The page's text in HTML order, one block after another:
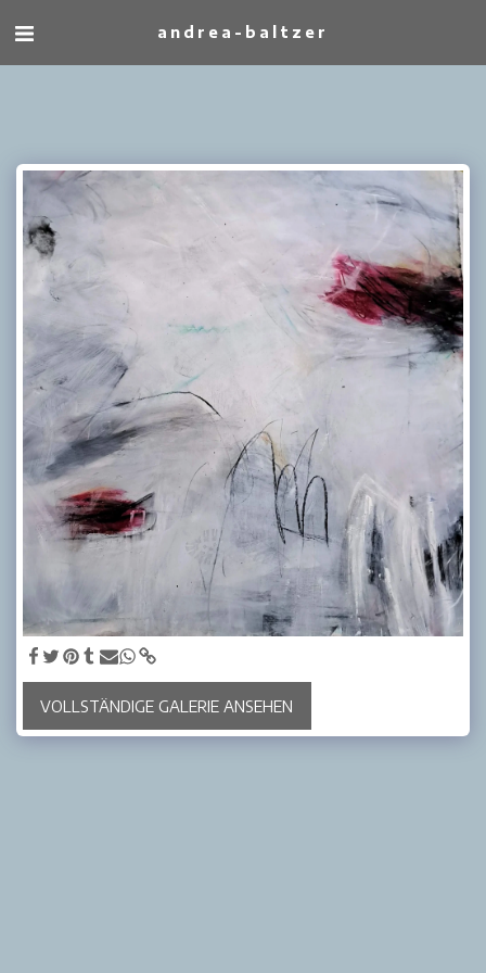
andrea-baltzer
VOLLSTÄNDIGE GALERIE ANSEHEN